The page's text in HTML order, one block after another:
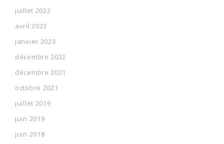
juillet 2023
avril 2023
janvier 2023
décembre 2022
décembre 2021
octobre 2021
juillet 2019
juin 2019
juin 2018